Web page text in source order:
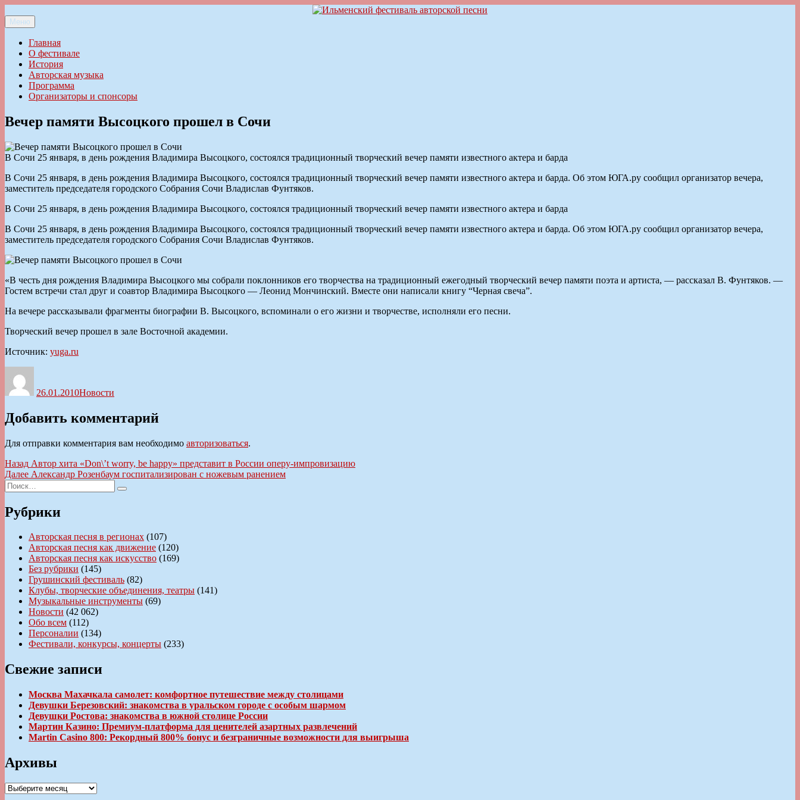
к
содержимому
Ильменский фестиваль авторской песни
Меню
Главная
О фестивале
История
Авторская музыка
Программа
Организаторы и спонсоры
Вечер памяти Высоцкого прошел в Сочи
В Сочи 25 января, в день рождения Владимира Высоцкого, состоялся традиционный творческий вечер памяти известного актера и барда
В Сочи 25 января, в день рождения Владимира Высоцкого, состоялся традиционный творческий вечер памяти известного актера и барда. Об этом ЮГА.ру сообщил организатор вечера,
заместитель председателя городского Собрания Сочи Владислав Фунтяков.
В Сочи 25 января, в день рождения Владимира Высоцкого, состоялся традиционный творческий вечер памяти известного актера и барда
В Сочи 25 января, в день рождения Владимира Высоцкого, состоялся традиционный творческий вечер памяти известного актера и барда. Об этом ЮГА.ру сообщил организатор вечера,
заместитель председателя городского Собрания Сочи Владислав Фунтяков.
«В честь дня рождения Владимира Высоцкого мы собрали поклонников его творчества на традиционный ежегодный творческий вечер памяти поэта и артиста, — рассказал В. Фунтяков. —
Гостем встречи стал друг и соавтор Владимира Высоцкого — Леонид Мончинский. Вместе они написали книгу “Черная свеча”.
На вечере рассказывали фрагменты биографии В. Высоцкого, вспоминали о его жизни и творчестве, исполняли его песни.
Творческий вечер прошел в зале Восточной академии.
Источник: yuga.ru
26.01.2010Новости
Добавить комментарий
Для отправки комментария вам необходимо авторизоваться.
Навигация
по
записям
Назад Предыдущая
запись:
Автор хита «Don\’t worry, be happy» представит в России оперу-импровизацию
Далее Следующая
Александр Розенбаум госпитализирован с ножевым ранением
Искать:
Поиск
Рубрики
Авторская песня в регионах (107)
Авторская песня как движение (120)
Авторская песня как искусство (169)
Без рубрики (145)
Грушинский фестиваль (82)
Клубы, творческие объединения, театры (141)
Музыкальные инструменты (69)
Новости (42 062)
Обо всем (112)
Персоналии (134)
Фестивали, конкурсы, концерты (233)
Свежие записи
Москва Махачкала самолет: комфортное путешествие между столицами
Девушки Березовский: знакомства в уральском городе с особым шармом
Девушки Ростова: знакомства в южной столице России
Мартин Казино: Премиум-платформа для ценителей азартных развлечений
Martin Casino 800: Рекордный 800% бонус и безграничные возможности для выигрыша
Архивы
Архивы